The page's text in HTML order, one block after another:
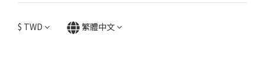
$ TWD 繁體中文